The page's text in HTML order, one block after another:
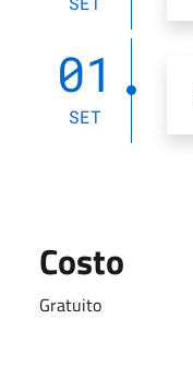
01
SET
Costo
Gratuito